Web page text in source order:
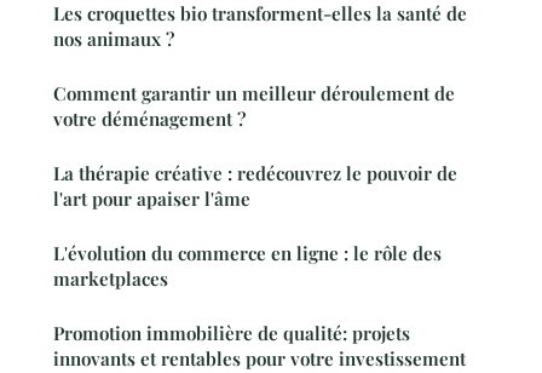
Les croquettes bio transforment-elles la santé de
nos animaux ?
Comment garantir un meilleur déroulement de
votre déménagement ?
La thérapie créative : redécouvrez le pouvoir de
l'art pour apaiser l'âme
L'évolution du commerce en ligne : le rôle des
marketplaces
Promotion immobilière de qualité: projets
innovants et rentables pour votre investissement